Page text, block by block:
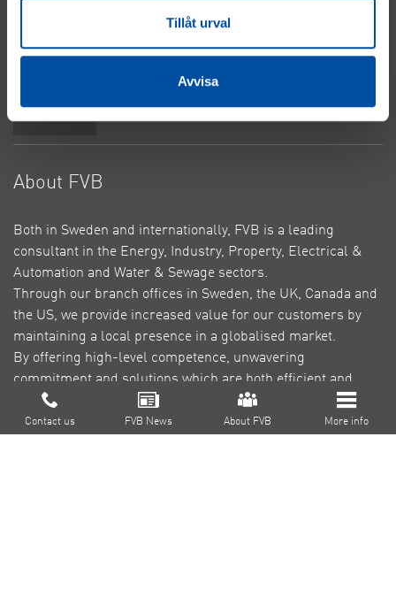
Tillåt urval
Avvisa
About FVB
Contact us FVB News About FVB More info
Privacy Policy
About FVB
Both in Sweden and internationally, FVB is a leading
consultant in the Energy, Industry, Property, Electrical &
Automation and Water & Sewage sectors.
Through our branch offices in Sweden, the UK, Canada and
the US, we provide increased value for our customers by
maintaining a local presence in a globalised market.
By offering high-level competence, unwavering
commitment and solutions which are both efficient and
green, our goal is to reduce environmental impact,
contribute to a sustainable society and create profitability